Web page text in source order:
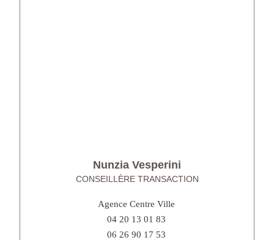
Nunzia Vesperini
CONSEILLÈRE TRANSACTION
Agence Centre Ville
04 20 13 01 83
06 26 90 17 53